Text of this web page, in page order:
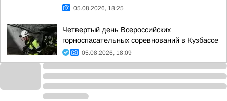
05.08.2026, 18:25
Четвертый день Всероссийских
горноспасательных соревнований в Кузбассе
05.08.2026, 18:09